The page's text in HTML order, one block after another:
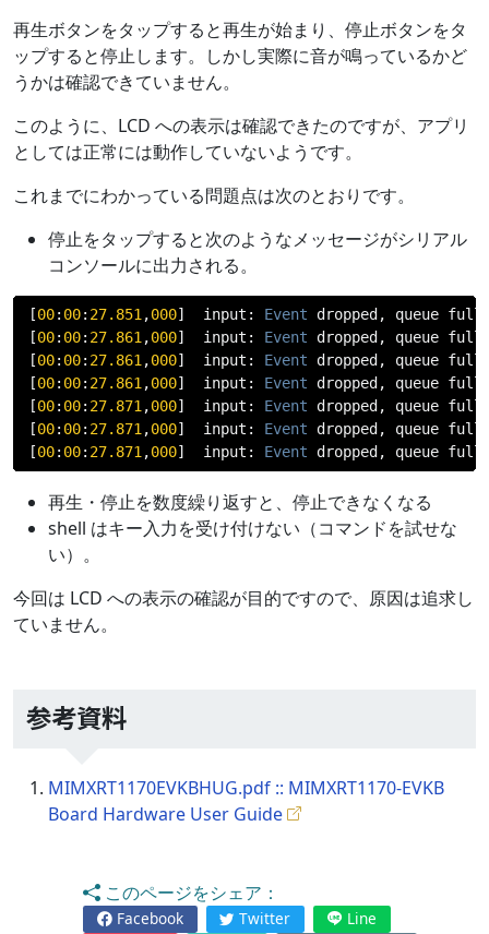
再生ボタンをタップすると再生が始まり、停止ボタンをタ
ップすると停止します。しかし実際に音が鳴っているかど
うかは確認できていません。
このように、LCD への表示は確認できたのですが、アプリ
としては正常には動作していないようです。
これまでにわかっている問題点は次のとおりです。
停止をタップすると次のようなメッセージがシリアル
コンソールに出力される。
[00: 00: 27.851,000] input : Event dropped , queue full
[00: 00: 27.861,000] input : Event dropped , queue full
[00: 00: 27.861,000] input : Event dropped , queue full
[00: 00: 27.861,000] input : Event dropped , queue full
[00: 00: 27.871,000] input : Event dropped , queue full
[00: 00: 27.871,000] input : Event dropped , queue full
[00: 00: 27.871,000] input : Event dropped , queue full
再生・停止を数度繰り返すと、停止できなくなる
shell はキー入力を受け付けない（コマンドを試せな
い）。
今回は LCD への表示の確認が目的ですので、原因は追求し
ていません。
参考資料
MIMXRT1170EVKBHUG.pdf :: MIMXRT1170-EVKB
Board Hardware User Guide
このページをシェア：
Facebook Twitter
Line